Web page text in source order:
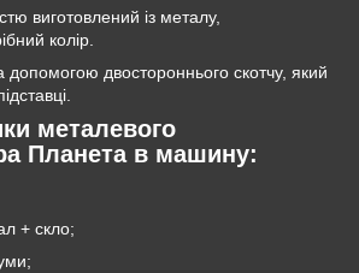
виготовлений із металу,
колір.
допомогою двостороннього скотчу, який
металевого
Планета в машину:
+ скло;